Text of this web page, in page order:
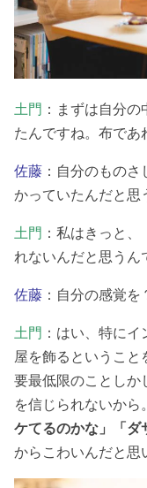
土門 ：まずは自分
たんですね。布であ
佐藤 ：自分のもの
かっていたんだと思
土門 ：私はきっと
れないんだと思うん
佐藤 ：自分の感覚を
土門 ：はい、特に
屋を飾るというこ
要最低限のことしか
を信じられないから。
ケてるのかな」「ダ
からこわいんだと思